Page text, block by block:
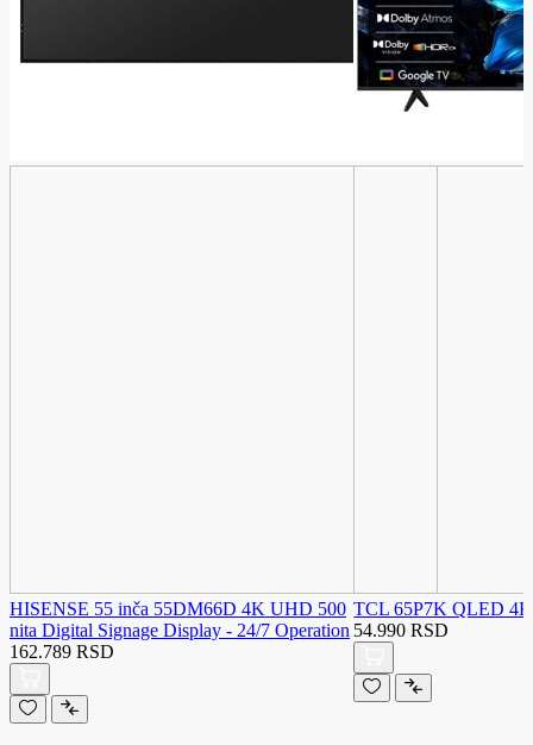
HISENSE 55 inča 55DM66D 4K UHD 500
nita Digital Signage Display - 24/7 Operation
162.789 RSD
TCL 65P7K QLED
54.990 RSD